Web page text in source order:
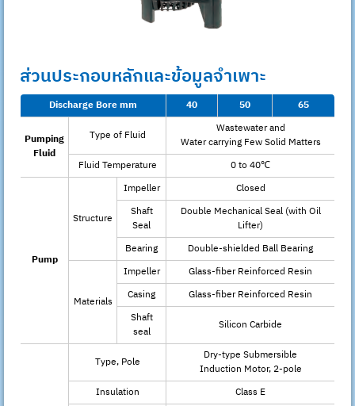
ส่วนประกอบหลักและข้อมูลจำเพาะ
Discharge Bore mm 40 50 65
Pumping
Fluid
Type of Fluid
Wastewater and
Water carrying Few Solid Matters
Fluid Temperature
0 to 40℃
Pump
Structure
Impeller
Closed
Shaft
Seal
Double Mechanical Seal (with Oil
Lifter)
Bearing
Double-shielded Ball Bearing
Materials
Impeller
Glass-fiber Reinforced Resin
Casing
Glass-fiber Reinforced Resin
Shaft
seal
Silicon Carbide
Type, Pole
Dry-type Submersible
Induction Motor, 2-pole
Insulation
Class E